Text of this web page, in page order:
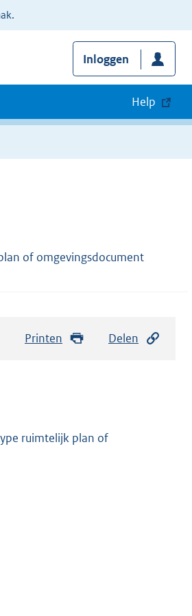
Inloggen
Help
of omgevingsdocument
Printen Delen
ruimtelijk plan of